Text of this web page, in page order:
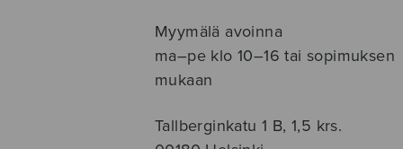
Myymälä avoinna
ma–pe klo 10–16 tai sopimuksen
mukaan
Tallberginkatu 1 B, 1,5 krs.